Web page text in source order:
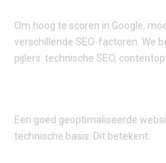
Om hoog te scoren in Google,
verschillende SEO-factoren. We
pijlers: technische SEO,
Een goed geoptimaliseerde
technische basis. Dit betekent: